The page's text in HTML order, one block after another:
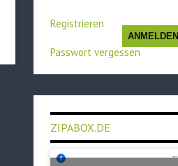
ANMELDEN
Registrieren
Passwort vergessen
ZIPABOX.DE